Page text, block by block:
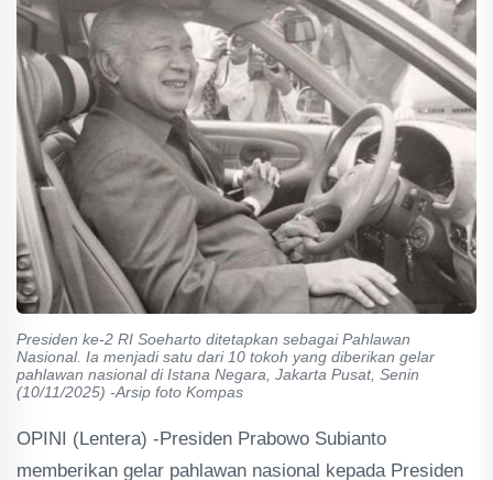
Presiden ke-2 RI Soeharto ditetapkan sebagai Pahlawan
Nasional. Ia menjadi satu dari 10 tokoh yang diberikan gelar
pahlawan nasional di Istana Negara, Jakarta Pusat, Senin
(10/11/2025) -Arsip foto Kompas
OPINI (Lentera) -Presiden Prabowo Subianto
memberikan gelar pahlawan nasional kepada Presiden